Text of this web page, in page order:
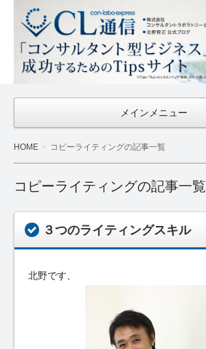
CL通信
｜Con-
Labo
メインメニュー
HOME コピーライティングの記事一覧
コピーライティングの記事一覧
３つのライティングスキル
北野です、